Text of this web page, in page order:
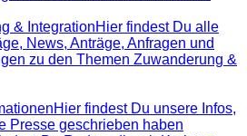
& IntegrationHier findest Du alle
News, Anträge, Anfragen und
zu den Themen Zuwanderung &
Hier findest Du unsere Infos,
Presse geschrieben haben